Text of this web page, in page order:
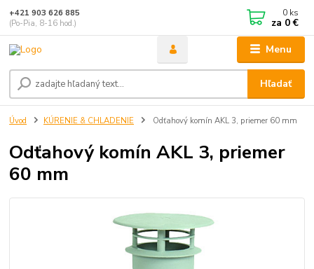
Menu
Hľadať
+421 903 626 885
(Po-Pia, 8-16 hod.)
0 ks
za 0 €
Úvod KÚRENIE & CHLADENIE Odťahový komín AKL 3, priemer 60 mm
Odťahový komín AKL 3, priemer
60 mm